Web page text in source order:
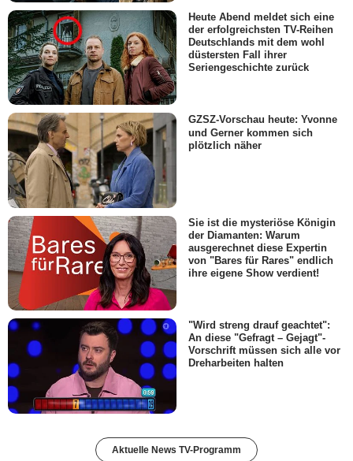
Heute Abend meldet sich eine
der erfolgreichsten TV-Reihen
Deutschlands mit dem wohl
düstersten Fall ihrer
Seriengeschichte zurück
GZSZ-Vorschau heute: Yvonne
und Gerner kommen sich
plötzlich näher
Sie ist die mysteriöse Königin
der Diamanten: Warum
ausgerechnet diese Expertin
von "Bares für Rares" endlich
ihre eigene Show verdient!
"Wird streng drauf geachtet":
An diese "Gefragt – Gejagt"-
Vorschrift müssen sich alle vor
Dreharbeiten halten
Aktuelle News TV-Programm